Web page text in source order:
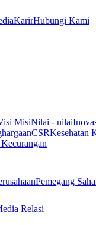
KarirHubungi Kami
MisiNilai - nilai
CSRKesehatan
Pemegang
Relasi